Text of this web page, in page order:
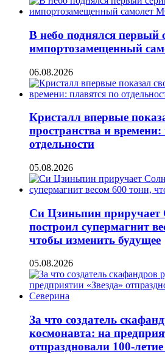
В небо поднялся первый
импортозамещенный
06.08.2026
Кристалл впервые
пространства и времени:
отдельности
05.08.2026
Си Цзиньпин приручает
построил супермагнит
чтобы изменить будущее
05.08.2026
За что создатель
космонавта: на
отпраздновали 100-